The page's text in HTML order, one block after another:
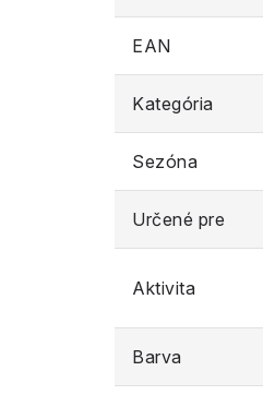
EAN
Kategória
Sezóna
Určené pre
Aktivita
Barva